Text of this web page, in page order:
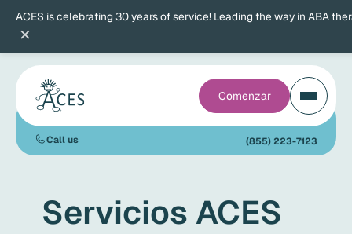
ACES is celebrating 30 years of service! Leading the way in ABA
×
Comenzar
Call us (855) 223-7123
Servicios ACES